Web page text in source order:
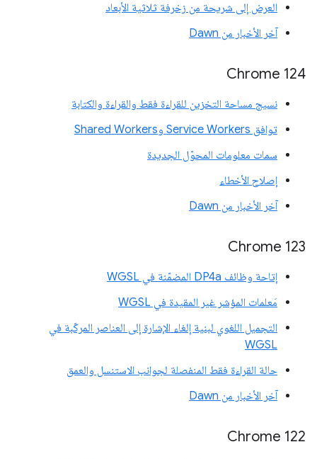
العرض إلى شريحة من زخرفة ثلاثية الأبعاد
آخر الأخبار من Dawn
Chrome 124
نسيج مساحة التخزين للقراءة فقط والقراءة والكتابة
توافق Service Workers وShared Workers
سمات معلومات المحوّل الجديدة
إصلاح الأخطاء
آخر الأخبار من Dawn
Chrome 123
إتاحة وظائف DP4a المضمّنة في WGSL
مَعلمات المؤشر غير المقيدة في WGSL
التجميل اللغوي لبنية إلغاء الإشارة إلى العناصر المركّبة في
WGSL
حالة القراءة فقط المنفصلة لجوانب الاستنسل والعمق
آخر الأخبار من Dawn
‫Chrome 122